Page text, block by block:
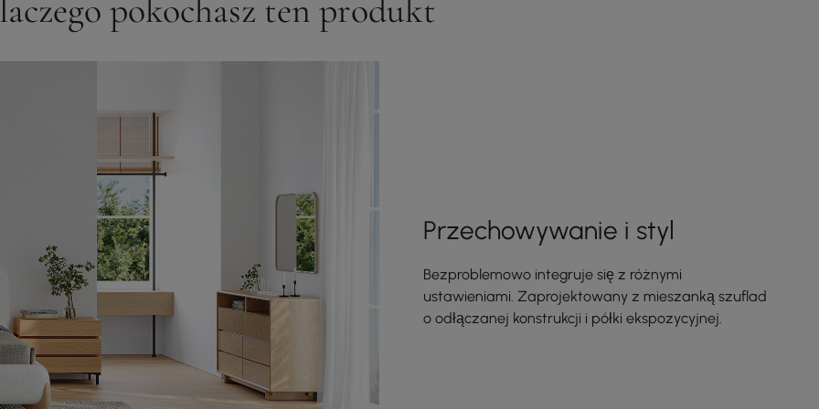
pokochasz ten produkt
Przechowywanie i styl
Bezproblemowo integruje się z różnymi
ustawieniami. Zaprojektowany z mieszanką szuflad
o odłączanej konstrukcji i półki ekspozycyjnej.